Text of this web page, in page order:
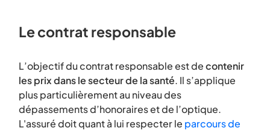
Le contrat responsable
L’objectif du contrat responsable est decontenir
les prix dans le secteur de la santé. Il s’applique
plus particulièrement au niveau des
dépassements d’honoraires et de l’optique.
L'assuré doit quant à lui respecter le parcours de